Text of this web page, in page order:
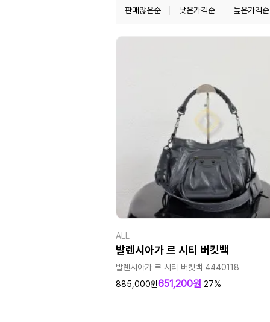
판매많은순 낮은가격순 높은가격순
ALL
발렌시아가 르 시티 버킷백
발렌시아가 르 시티 버킷백 4440118
885,000원651,200원 27%